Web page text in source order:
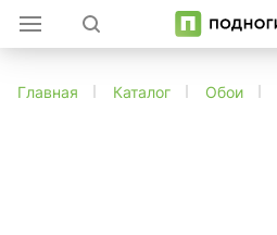
Главная Каталог Обои